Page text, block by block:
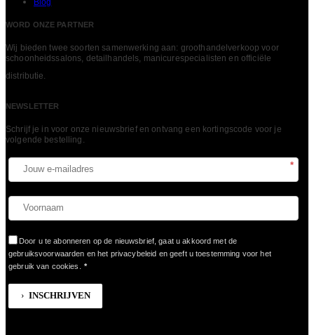
Blog
WORD ONZE PARTNER
Wij bieden twee soorten samenwerking aan: groothandelverkoop voor
schoonheidssalons, detailhandels, manicurespecialisten en officiële
distributie.
NEWSLETTER
Schrijf je in voor onze nieuwsbrief en ontvang een kortingscode voor je
volgende bestelling.​
*
Door u te abonneren op de nieuwsbrief, gaat u akkoord met de
gebruiksvoorwaarden en het privacybeleid en geeft u toestemming voor het
gebruik van cookies.
*
INSCHRIJVEN